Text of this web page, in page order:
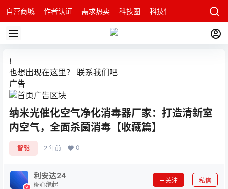
自营商城 作者认证 需求热卖 科技圈 科技快讯 智能科技问
!
也想出现在这里？ 联系我们吧
广告
纳米光催化空气净化消毒器厂家：打造清新室
内空气，全面杀菌消毒【收藏篇】
智能 2 年前 0
利安达24
砺心缘起
关注 私信